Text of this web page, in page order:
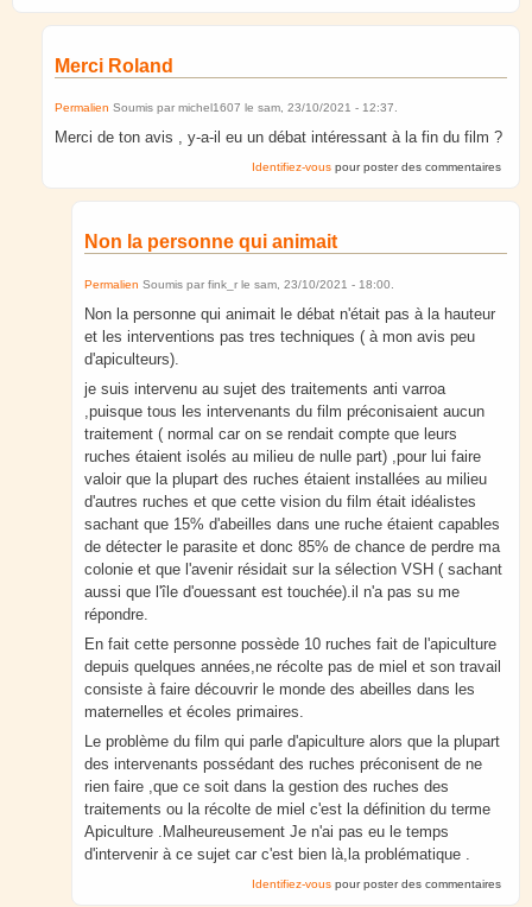
Merci Roland
Permalien Soumis par michel1607 le sam, 23/10/2021 - 12:37.
Merci de ton avis , y-a-il eu un débat intéressant à la fin du film ?
Identifiez-vous pour poster des commentaires
Non la personne qui animait
Permalien Soumis par fink_r le sam, 23/10/2021 - 18:00
Non la personne qui animait le débat n'était pas à la hauteur
et les interventions pas tres techniques ( à mon avis peu
d'apiculteurs).
je suis intervenu au sujet des traitements anti varroa
,puisque tous les intervenants du film préconisaient aucun
traitement ( normal car on se rendait compte que leurs
ruches étaient isolés au milieu de nulle part) ,pour lui faire
valoir que la plupart des ruches étaient installées au milieu
d'autres ruches et que cette vision du film était idéalistes
sachant que 15% d'abeilles dans une ruche étaient capables
de détecter le parasite et donc 85% de chance de perdre ma
colonie et que l'avenir résidait sur la sélection VSH ( sachant
aussi que l'île d'ouessant est touchée).il n'a pas su me
répondre.
En fait cette personne possède 10 ruches fait de l'apiculture
depuis quelques années,ne récolte pas de miel et son travail
consiste à faire découvrir le monde des abeilles dans les
maternelles et écoles primaires.
Le problème du film qui parle d'apiculture alors que la plupart
des intervenants possédant des ruches préconisent de ne
rien faire ,que ce soit dans la gestion des ruches des
traitements ou la récolte de miel c'est la définition du terme
Apiculture .Malheureusement Je n'ai pas eu le temps
d'intervenir à ce sujet car c'est bien là,la problématique .
Identifiez-vous pour poster des commentaires